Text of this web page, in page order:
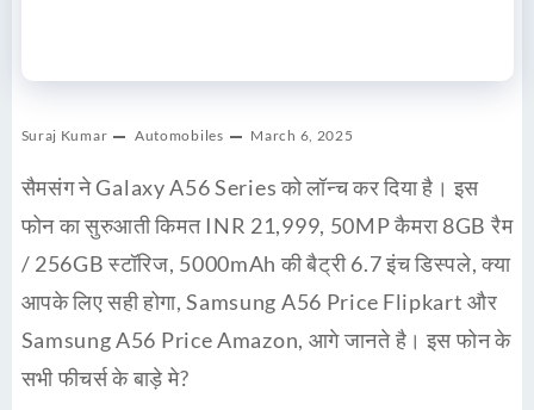
Suraj Kumar Automobiles March 6, 2025
सैमसंग ने Galaxy A56 Series को लॉन्च कर दिया है। इस
फोन का सुरुआती किमत INR 21,999, 50MP कैमरा 8GB रैम
/ 256GB स्टॉरिज, 5000mAh की बैट्री 6.7 इंच डिस्पले, क्या
आपके लिए सही होगा, Samsung A56 Price Flipkart और
Samsung A56 Price Amazon, आगे जानते है। इस फोन के
सभी फीचर्स के बाड़े मे?